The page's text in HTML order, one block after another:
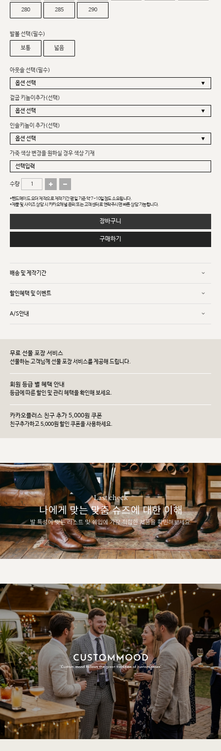
280 285 290
발볼 선택(필수)
보통 넓음
아웃솔 선택(필수)
겉굽 키높이추가(선택)
인솔키높이 추가(선택)
가죽 색상 변경을 원하실 경우 색상 기재
수량
*핸드메이드 오더 제작으로 제작기간 평일 기준 약 7~10일정도 소요됩니다.
*제품 및 사이즈 상담 시 카카오채널 문의 또는 고객센터로 연락주시면 빠른 상담 가능합니다.
장바구니
구매하기
배송 및 제작기간
할인혜택 및 이벤트
A/S안내
무료 선물 포장 서비스
선물하는 고객님께 선물 포장 서비스를 제공해 드립니다.
회원 등급 별 혜택 안내
등급에 따른 할인 및 관리 헤택을 확인해 보세요.
카카오플러스 친구 추가 5,000원 쿠폰
친구추가하고 5,000원 할인 쿠폰을 사용하세요.
Last check
나에게 맞는 맞춤 슈즈에 대한 이해
발 특성에 맞는 라스트 및 쉐입에 가장 적합한 제품을 확인해보세요.